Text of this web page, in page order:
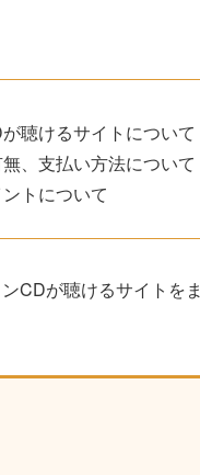
聴けるサイトについて
、支払い方法について
トについて
CDが聴けるサイトを